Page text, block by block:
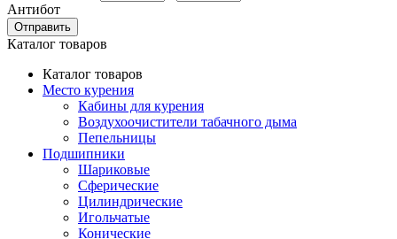
Антибот
Отправить
Каталог товаров
Каталог товаров
Место курения
Кабины для курения
Воздухоочистители табачного дыма
Пепельницы
Подшипники
Шариковые
Сферические
Цилиндрические
Игольчатые
Конические